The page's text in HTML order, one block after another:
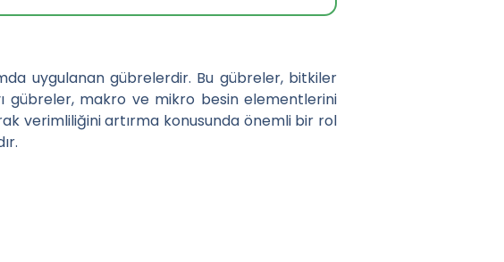
uygulanan gübrelerdir. Bu gübreler, bitkiler
gübreler, makro ve mikro besin elementlerini
verimliliğini artırma konusunda önemli bir rol